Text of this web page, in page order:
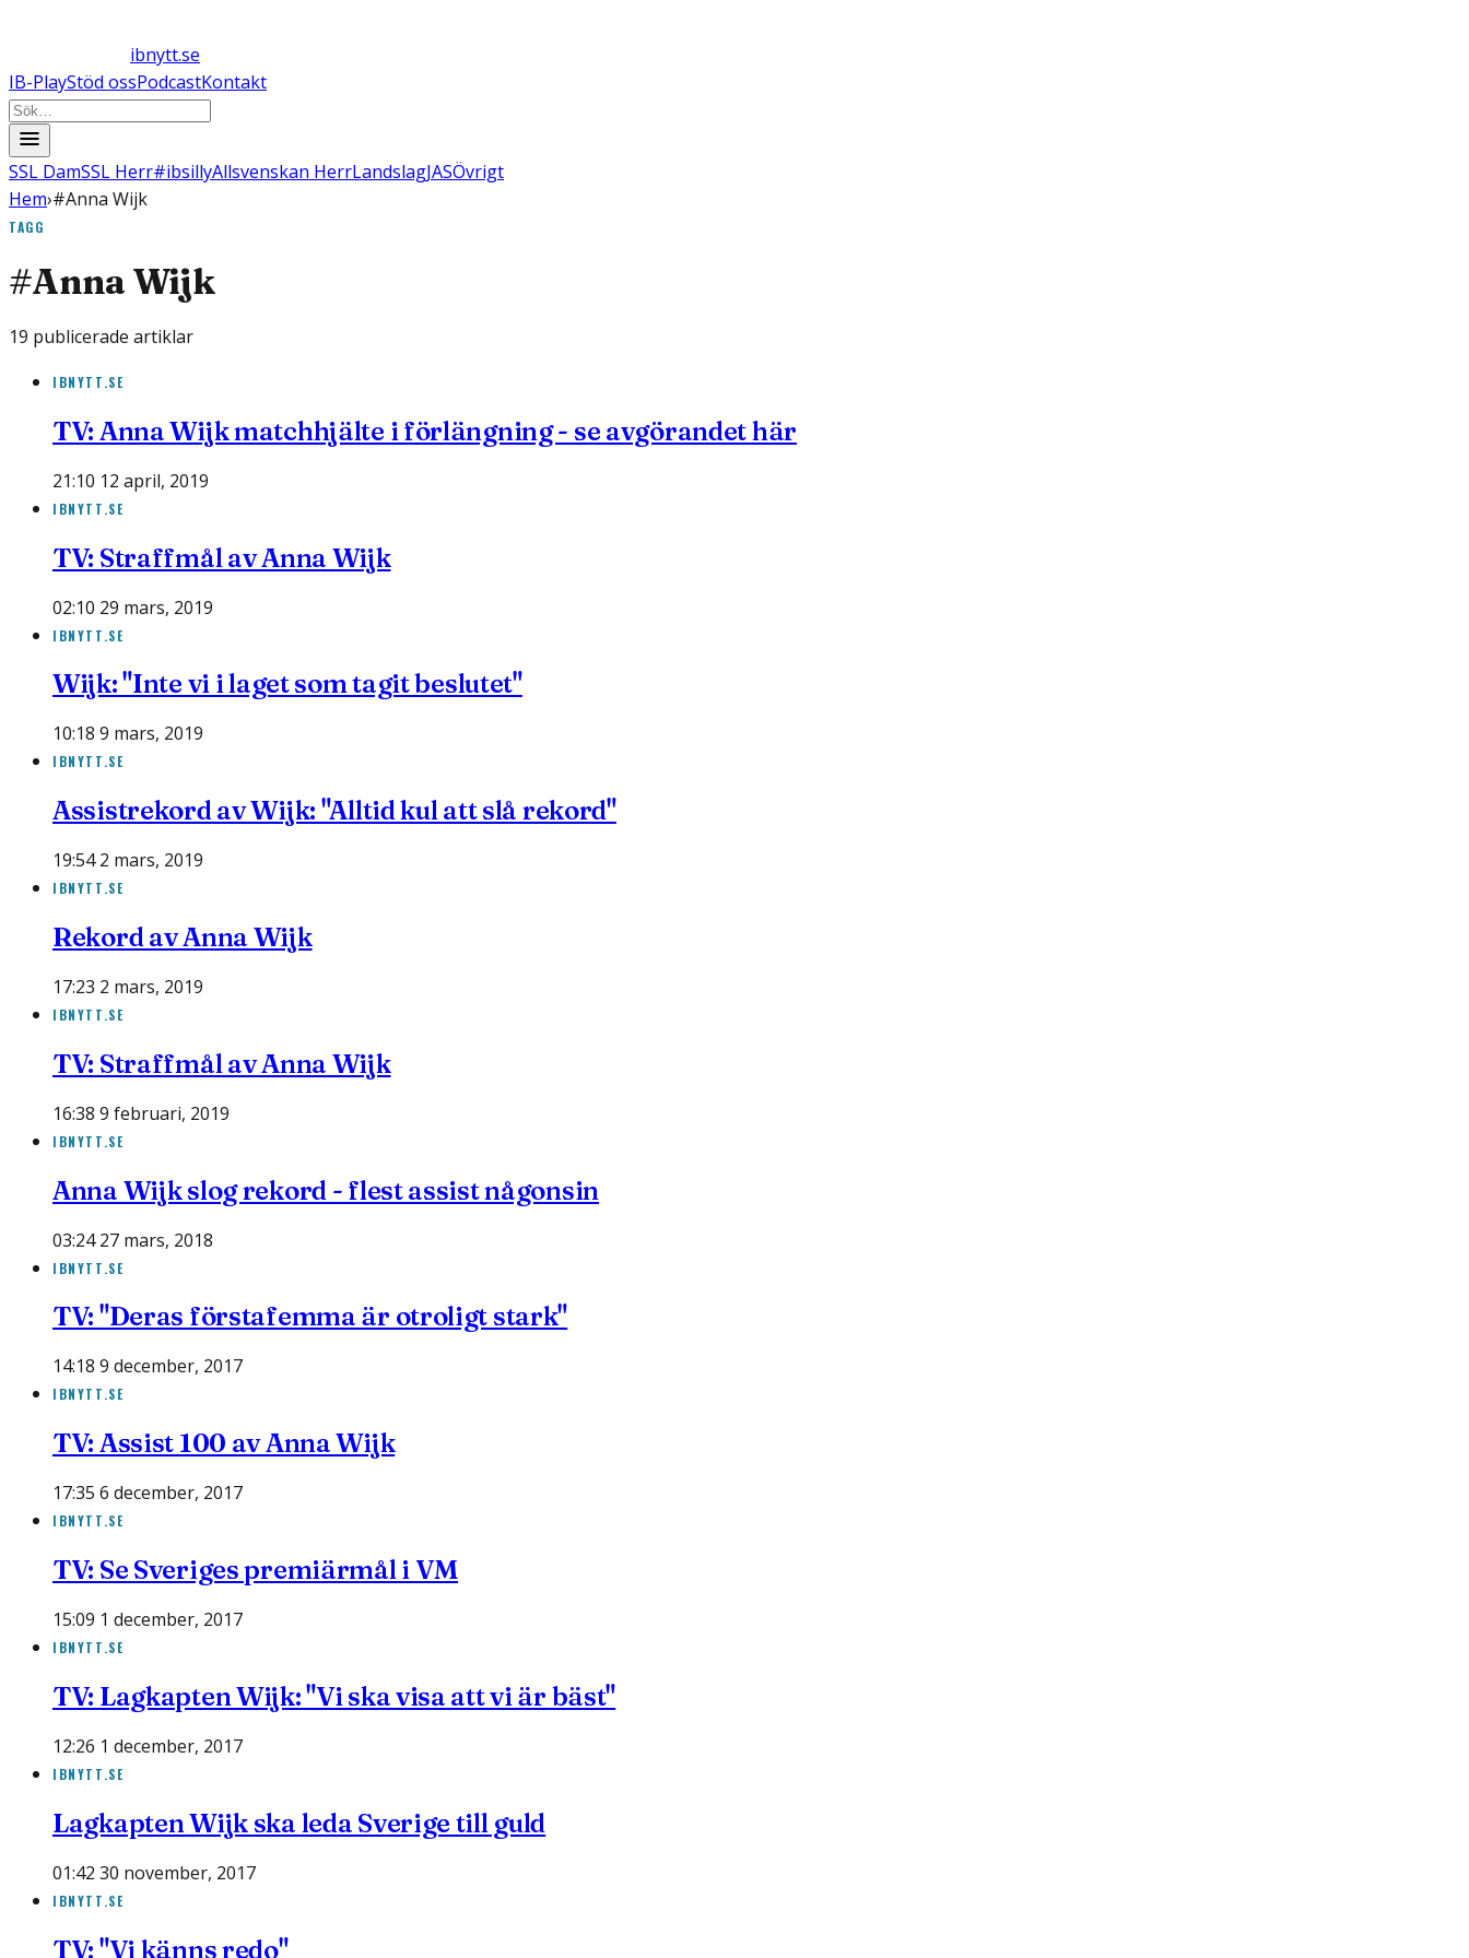
ibnytt.se
IB-PlayStöd ossPodcastKontakt
SSL DamSSL Herr#ibsillyAllsvenskan HerrLandslagJASÖvrigt
Hem›#Anna Wijk
TAGG
#Anna Wijk
19 publicerade artiklar
IBNYTT.SE
TV: Anna Wijk matchhjälte i förlängning - se avgörandet här
21:10 12 april, 2019
IBNYTT.SE
TV: Straffmål av Anna Wijk
02:10 29 mars, 2019
IBNYTT.SE
Wijk: "Inte vi i laget som tagit beslutet"
10:18 9 mars, 2019
IBNYTT.SE
Assistrekord av Wijk: "Alltid kul att slå rekord"
19:54 2 mars, 2019
IBNYTT.SE
Rekord av Anna Wijk
17:23 2 mars, 2019
IBNYTT.SE
TV: Straffmål av Anna Wijk
16:38 9 februari, 2019
IBNYTT.SE
Anna Wijk slog rekord - flest assist någonsin
03:24 27 mars, 2018
IBNYTT.SE
TV: "Deras förstafemma är otroligt stark"
14:18 9 december, 2017
IBNYTT.SE
TV: Assist 100 av Anna Wijk
17:35 6 december, 2017
IBNYTT.SE
TV: Se Sveriges premiärmål i VM
15:09 1 december, 2017
IBNYTT.SE
TV: Lagkapten Wijk: "Vi ska visa att vi är bäst"
12:26 1 december, 2017
IBNYTT.SE
Lagkapten Wijk ska leda Sverige till guld
01:42 30 november, 2017
IBNYTT.SE
TV: "Vi känns redo"